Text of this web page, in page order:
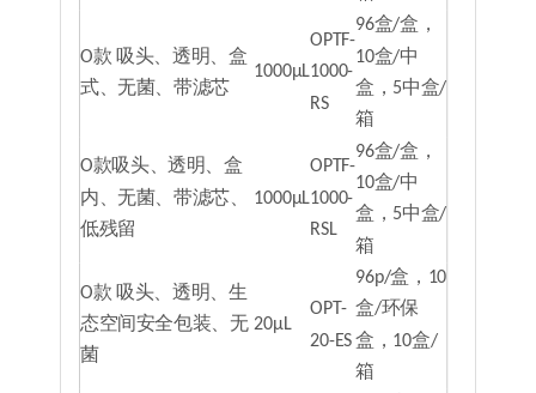
O款 吸头、透明、盒
式、无菌、带滤芯
1000μL
OPTF-
1000-
RS
96盒/盒，
10盒/中
盒，5中盒/
箱
O款吸头、透明、盒
内、无菌、带滤芯、
低残留
1000μL
OPTF-
1000-
RSL
96盒/盒，
10盒/中
盒，5中盒/
箱
O款 吸头、透明、生
态空间安全包装、无
菌
20μL
OPT-
20-ES
96p/盒，10
盒/环保
盒，10盒/
箱